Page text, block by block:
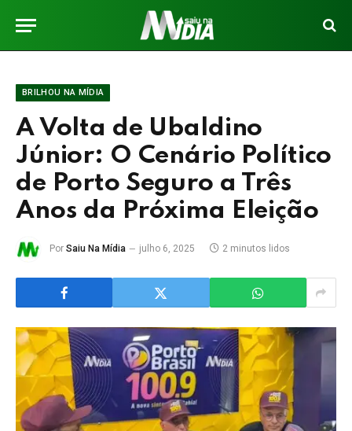
BRILHOU NA MÍDIA
A Volta de Ubaldino
Júnior: O Cenário Político
de Porto Seguro a Três
Anos da Próxima Eleição
Por Saiu Na Mídia julho 6, 2025 2 minutos lidos